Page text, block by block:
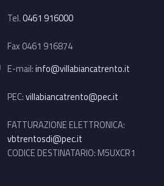
Phone number:
Tel.0461 916000
Fax 0461 916874
Email address:
E-mail:info@villabiancatrento.it
PEC:villabiancatrento@pec.it
FATTURAZIONE ELETTRONICA:
vbtrentosdi@pec.it
CODICE DESTINATARIO: M5UXCR1